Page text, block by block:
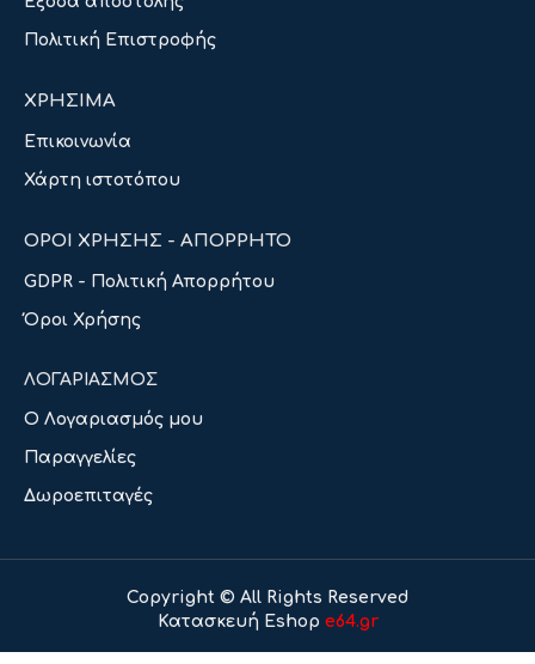
Πολιτική Επιστροφής
ΧΡΗΣΙΜΑ
Επικοινωνία
Χάρτη ιστοτόπου
ΟΡΟΙ ΧΡΗΣΗΣ - ΑΠΟΡΡΗΤΟ
GDPR - Πολιτική Απορρήτου
Όροι Χρήσης
ΛΟΓΑΡΙΑΣΜΟΣ
Ο Λογαριασμός μου
Παραγγελίες
Δωροεπιταγές
Copyright © All Rights Reserved
Κατασκευή Eshop e64.gr